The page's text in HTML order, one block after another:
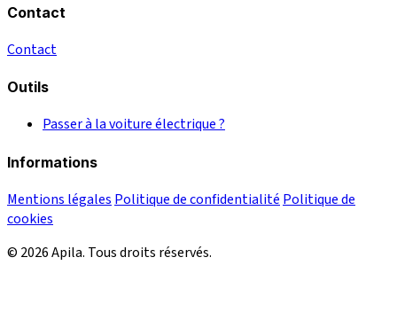
Contact
Contact
Outils
Passer à la voiture électrique ?
Informations
Mentions légales Politique de confidentialité Politique de
cookies
© 2026 Apila. Tous droits réservés.